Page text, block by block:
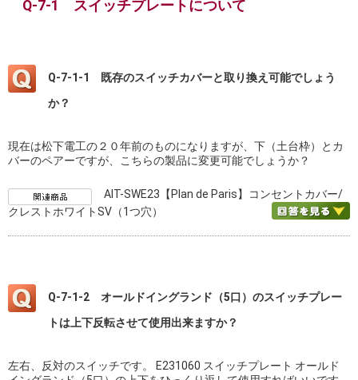
Q-7-1 スイッチプレートについて
Q-7-1-1 既存のスイッチカバーと取り換え可能でしょう
か？
現在は松下電工の２０年前のものになりますが、下（土台枠）とカ
バーのペアーですが、こちらの製品に変更可能でしょうか？
AIT-SWE23【Plan de Paris】コンセントカバー/
クレストホワイトSV（1つ穴）
Q-7-1-2 オールドイングランド（5口）のスイッチプレー
トは上下反転させて使用出来ますか？
左右、反対のスイッチです。 E231060 スイッチプレート オールド